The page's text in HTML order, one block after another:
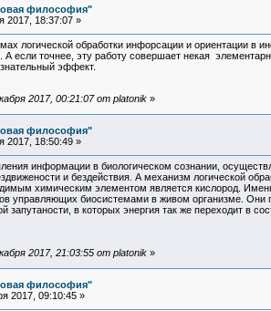
философия"
2017, 18:37:07 »
логической обработки инфорсации и ориентации в
А если точнее, эту работу совершает некая
эффект.
2017, 00:21:07 от platonik»
философия"
2017, 18:50:49 »
информации в биологическом сознании,
и бездействия. А механизм логической
химическим элементом является кислород.
управляющих биосистемами в живом организме.
в которых энергия так же переходит в
2017, 21:03:55 от platonik»
философия"
2017, 09:10:45 »